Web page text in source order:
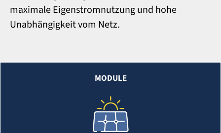
maximale Eigenstromnutzung und hohe
Unabhängigkeit vom Netz.
MODULE